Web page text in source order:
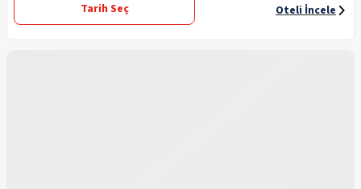
Tarih Seç
Oteli İncele